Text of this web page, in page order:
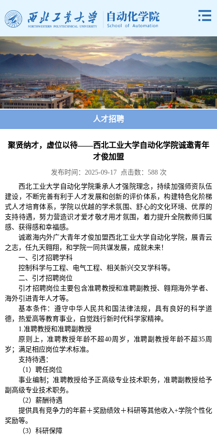
人才招聘
聚贤纳才，虚位以待——西北工业大学自动化学院诚邀青年
才俊加盟
发布时间：2025-09-17 点击数： 588 次
西北工业大学自动化学院秉承人才强院理念，持续加强师资队伍
建设，不断完善有利于人才发展和创新的评价体系，构建特色化阶梯
式人才培育体系，学院以优越的学术氛围、舒心的文化环境、优厚的
支持待遇，努力营造识才爱才敬才用才氛围，着力提升全院教师归属
感、获得感和幸福感。
诚邀海内外广大青年才俊加盟西北工业大学自动化学院，展青云
之志，任九天翱翔，和学院一同共谋发展，成就未来！
一、引才招聘学科
控制科学与工程、电气工程、相关新兴交叉学科等。
二、引才招聘岗位
引才招聘岗位主要包含准聘教授和准聘副教授、翱翔海外学者、
海外引进青年人才等。
基本条件：遵守中华人民共和国法律法规，具有良好的科学道
德，热爱高等教育事业，自觉践行新时代科学家精神。
1.准聘教授和准聘副教授
原则上，准聘教授年龄不超40周岁，准聘副教授年龄不超35周
岁；满足相应岗位学术标准。
支持待遇：
（1）聘任岗位
事业编制；准聘教授给予正高级专业技术职务，准聘副教授给予
副高级专业技术职务。
（2）薪酬待遇
提供具有竞争力的年薪＋奖励绩效＋科研等其他收入+学院个性化
奖励等。
（3）科研保障